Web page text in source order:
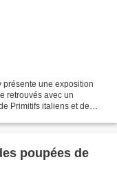
une exposition
retrouvés avec un
Primitifs italiens et de
poupées de